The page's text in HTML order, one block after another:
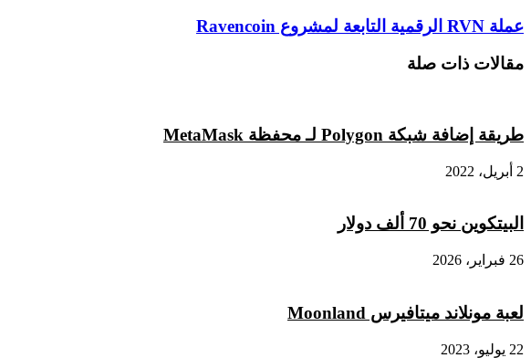
شبكة
بينانس
لتحسين
السرعة
عملة RVN الرقمية
لمشروع
Ravencoin
عملة RVN الرقمية التابعة لمشروع Ravencoin
مقالات ذات صلة
طريقة إضافة شبكة Polygon لـ محفظة MetaMask
2 أبريل، 2022
البيتكوين نحو 70 ألف دولار
26 فبراير، 2026
لعبة مونلاند ميتافيرس Moonland
22 يوليو، 2023